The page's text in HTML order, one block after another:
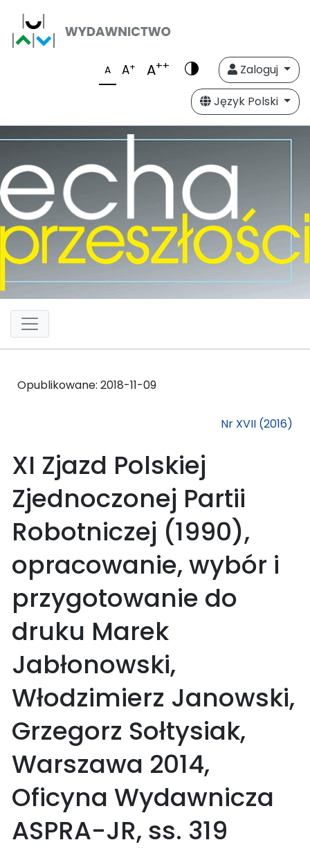
A A+ A++
Zaloguj
Język Polski
Opublikowane: 2018-11-09
Nr XVII (2016)
XI Zjazd Polskiej
Zjednoczonej Partii
Robotniczej (1990),
opracowanie, wybór i
przygotowanie do
druku Marek
Jabłonowski,
Włodzimierz Janowski,
Grzegorz Sołtysiak,
Warszawa 2014,
Oficyna Wydawnicza
ASPRA-JR, ss. 319